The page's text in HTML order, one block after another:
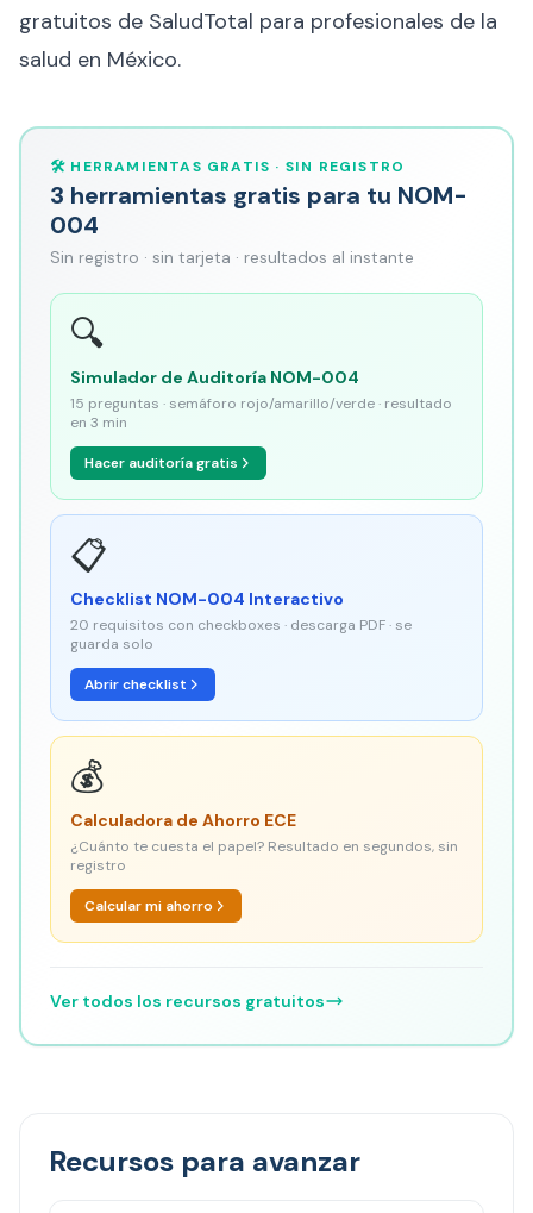
gratuitos de SaludTotal para profesionales de la
salud en México.
🛠️ HERRAMIENTAS GRATIS · SIN REGISTRO
3 herramientas gratis para tu NOM-
004
Sin registro · sin tarjeta · resultados al instante
🔍
Simulador de Auditoría NOM-004
15 preguntas · semáforo rojo/amarillo/verde · resultado
en 3 min
Hacer auditoría gratis
📋
Checklist NOM-004 Interactivo
20 requisitos con checkboxes · descarga PDF · se
guarda solo
Abrir checklist
💰
Calculadora de Ahorro ECE
¿Cuánto te cuesta el papel? Resultado en segundos, sin
registro
Calcular mi ahorro
Ver todos los recursos gratuitos
Recursos para avanzar